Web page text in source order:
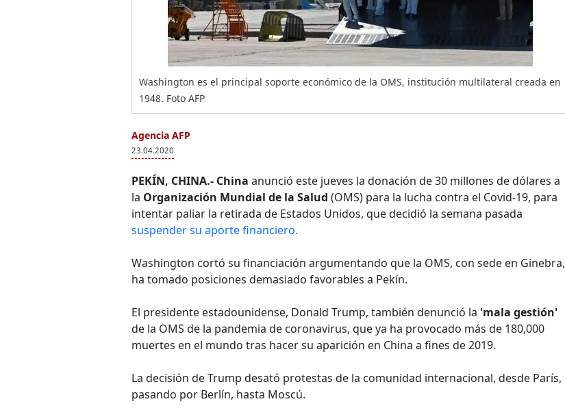
Washington es el principal soporte económico de la OMS, institución multilateral creada en
1948. Foto AFP
Agencia AFP
23.04.2020
PEKÍN, CHINA.- China anunció este jueves la donación de 30 millones de dólares a
la Organización Mundial de la Salud (OMS) para la lucha contra el Covid-19, para
intentar paliar la retirada de Estados Unidos, que decidió la semana pasada
suspender su aporte financiero.
Washington cortó su financiación argumentando que la OMS, con sede en Ginebra,
ha tomado posiciones demasiado favorables a Pekín.
El presidente estadounidense, Donald Trump, también denunció la 'mala gestión'
de la OMS de la pandemia de coronavirus, que ya ha provocado más de 180,000
muertes en el mundo tras hacer su aparición en China a fines de 2019.
La decisión de Trump desató protestas de la comunidad internacional, desde París,
pasando por Berlín, hasta Moscú.